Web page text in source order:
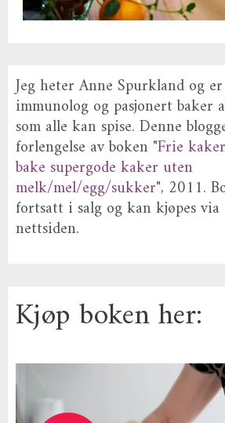
Jeg heter Anne Spurkland og
immunolog og pasjonert baker
som alle kan spise. Denne
forlengelse av boken "Frie
bake supergode kaker uten
melk/mel/egg/sukker", 2011.
fortsatt i salg og kan kjøpes via
nettsiden.
Kjøp boken her: